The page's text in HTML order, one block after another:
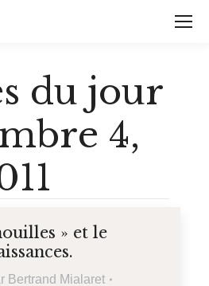
du jour
4,
» et le
Bertrand Mialaret